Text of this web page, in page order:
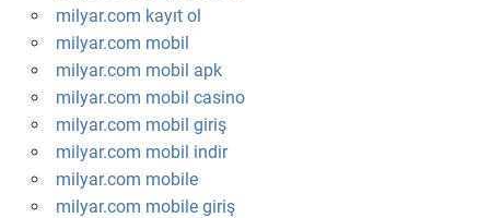
milyar.com kayıt ol
milyar.com mobil
milyar.com mobil apk
milyar.com mobil casino
milyar.com mobil giriş
milyar.com mobil indir
milyar.com mobile
milyar.com mobile giriş